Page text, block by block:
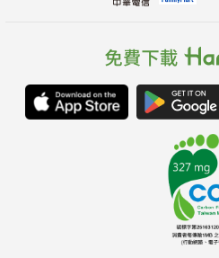
比任何安慰或搜尋更能陪你走出人